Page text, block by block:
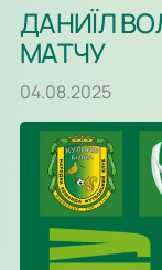
ДАНИЇЛ
МАТЧУ
04.08.2025